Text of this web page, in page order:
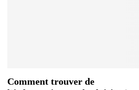
Comment trouver de